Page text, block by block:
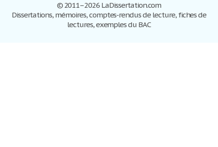
© 2011–2026 LaDissertation.com
Dissertations, mémoires, comptes-rendus de lecture, fiches de
lectures, exemples du BAC